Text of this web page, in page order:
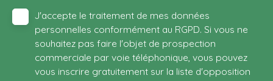
J'accepte le traitement de mes données
personnelles conformément au RGPD. Si vous ne
souhaitez pas faire l'objet de prospection
commerciale par voie téléphonique, vous pouvez
vous inscrire gratuitement sur la liste d'opposition